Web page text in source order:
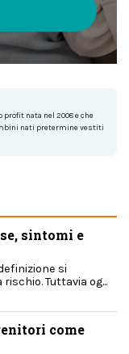
profit nata nel 2008 e che
nati pretermine vestiti
sintomi e
si
Tuttavia og...
come